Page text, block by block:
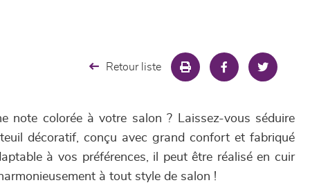
Retour liste
note colorée à votre salon ? Laissez-vous séduire
décoratif, conçu avec grand confort et fabriqué
à vos préférences, il peut être réalisé en cuir
à tout style de salon !